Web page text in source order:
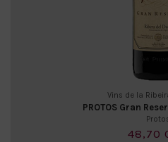
Vins de la
PROTOS Gran
48,70